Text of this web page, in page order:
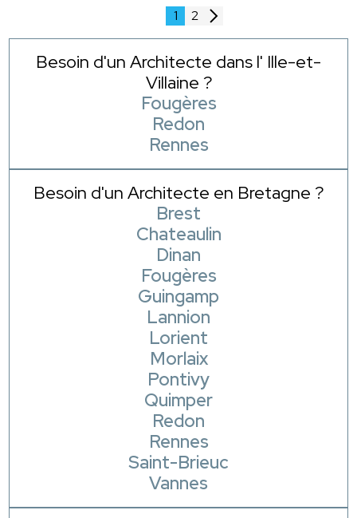
1 2
Besoin d'un Architecte dans l' Ille-et-
Villaine ?
Fougères
Redon
Rennes
Besoin d'un Architecte en Bretagne ?
Brest
Chateaulin
Dinan
Fougères
Guingamp
Lannion
Lorient
Morlaix
Pontivy
Quimper
Redon
Rennes
Saint-Brieuc
Vannes